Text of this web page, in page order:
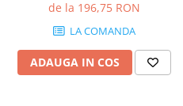
buc/cutie, compatibil plintă
de la 196,75 RON
LA COMANDA
ADAUGA IN COS